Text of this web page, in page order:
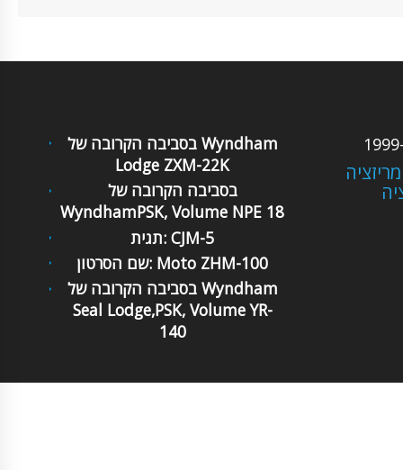
בסביבה הקרובה של Wyndham
Lodge ZXM-22K
בסביבה הקרובה של
WyndhamPSK, Volume NPE 18
תגית: CJM-5
שם הסרטון: Moto ZHM-100
בסביבה הקרובה של Wyndham
Seal Lodge,PSK, Volume YR-
140